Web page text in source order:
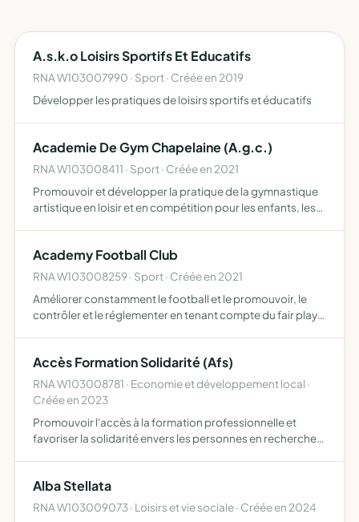
A.s.k.o Loisirs Sportifs Et Educatifs
RNA W103007990 · Sport · Créée en 2019
Développer les pratiques de loisirs sportifs et éducatifs
Academie De Gym Chapelaine (A.g.c.)
RNA W103008411 · Sport · Créée en 2021
Promouvoir et développer la pratique de la gymnastique
artistique en loisir et en compétition pour les enfants, les
Academy Football Club
RNA W103008259 · Sport · Créée en 2021
Améliorer constamment le football et le promouvoir, le
contrôler et le réglementer en tenant compte du fair play
dé…
Accès Formation Solidarité (Afs)
RNA W103008781 · Economie et développement local ·
Créée en 2023
Promouvoir l'accès à la formation professionnelle et
favoriser la solidarité envers les personnes en recherche
Alba Stellata
RNA W103009073 · Loisirs et vie sociale · Créée en 2024